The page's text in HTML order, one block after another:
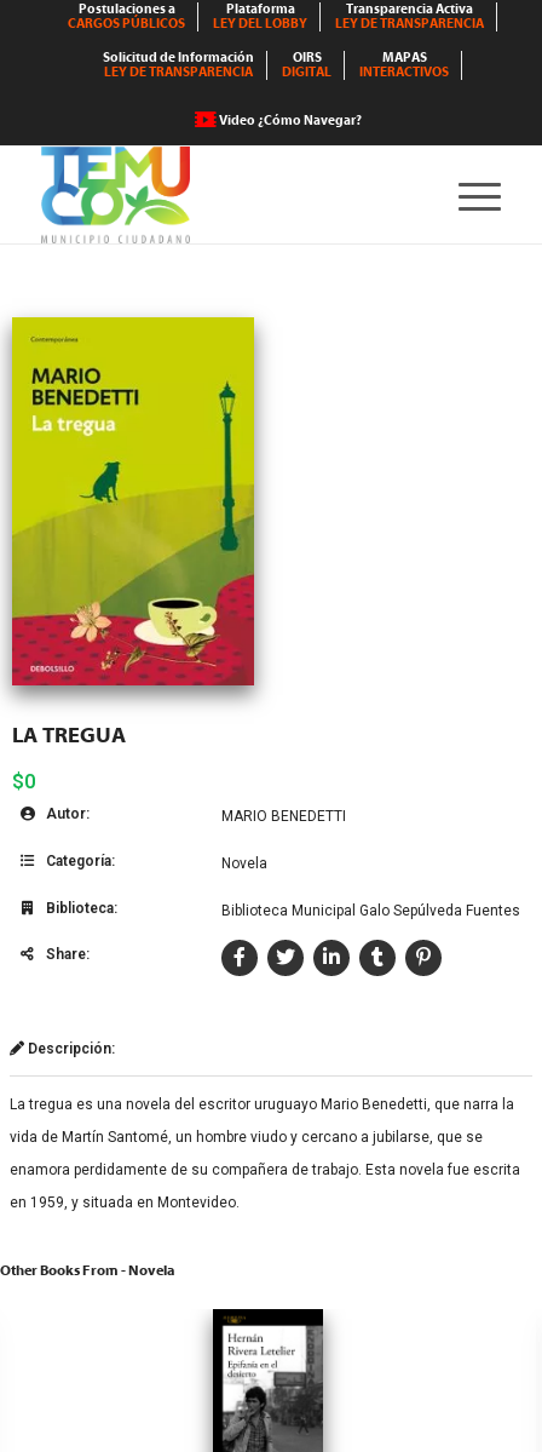
Postulaciones a
CARGOS PÚBLICOS
Plataforma
LEY DEL LOBBY
Transparencia Activa
LEY DE TRANSPARENCIA
Solicitud de Información
LEY DE TRANSPARENCIA
OIRS
DIGITAL
MAPAS
INTERACTIVOS
Video ¿Cómo Navegar?
LA TREGUA
$0
Autor: MARIO BENEDETTI
Categoría: Novela
Biblioteca: Biblioteca Municipal Galo Sepúlveda Fuentes
Share:
Descripción:
La tregua es una novela del escritor uruguayo Mario Benedetti, que narra la
vida de Martín Santomé, un hombre viudo y cercano a jubilarse, que se
enamora perdidamente de su compañera de trabajo. Esta novela fue escrita
en 1959, y situada en Montevideo.
Other Books From - Novela